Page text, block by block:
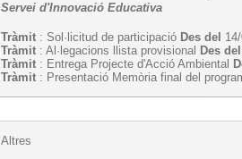
Servei d'Innovació Educativa
Tràmit : Sol·licitud de participació Des del
Tràmit : Al·legacions llista provisional Des del
Tràmit : Entrega Projecte d'Acció Ambiental
Tràmit : Presentació Memòria final del
Altres